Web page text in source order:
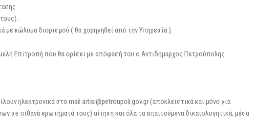
με κώλυμα διορισμού ( θα χορηγηθεί από την Υπηρεσία ).
Επιτροπή που θα ορίσει με απόφασή του ο Αντιδήμαρχος Πετρούπολης.
ηλεκτρονικά στο mail aitisi@petroupoli.gov.gr (αποκλειστικά και μόνο για
σε πιθανά ερωτήματά τους) αίτηση και όλα τα απαιτούμενα δικαιολογητικά, μέσα